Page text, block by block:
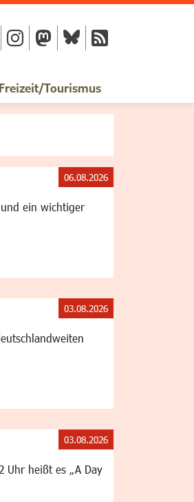
Tourismus
ein wichtiger
06.08.2026
03.08.2026
Uhr heißt es „A Day
03.08.2026